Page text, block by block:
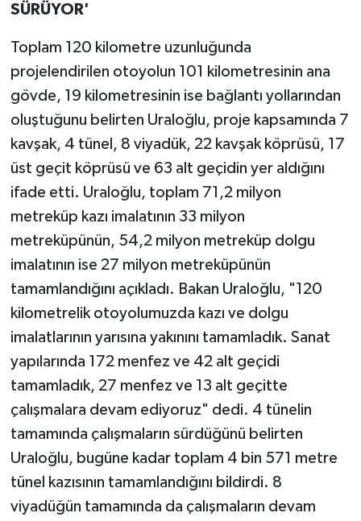
SÜRÜYOR'
Toplam 120 kilometre uzunluğunda
projelendirilen otoyolun 101 kilometresinin ana
gövde, 19 kilometresinin ise bağlantı yollarından
oluştuğunu belirten Uraloğlu, proje kapsamında 7
kavşak, 4 tünel, 8 viyadük, 22 kavşak köprüsü, 17
üst geçit köprüsü ve 63 alt geçidin yer aldığını
ifade etti. Uraloğlu, toplam 71,2 milyon
metreküp kazı imalatının 33 milyon
metreküpünün, 54,2 milyon metreküp dolgu
imalatının ise 27 milyon metreküpünün
tamamlandığını açıkladı. Bakan Uraloğlu, "120
kilometrelik otoyolumuzda kazı ve dolgu
imalatlarının yarısına yakınını tamamladık. Sanat
yapılarında 172 menfez ve 42 alt geçidi
tamamladık, 27 menfez ve 13 alt geçitte
çalışmalara devam ediyoruz" dedi. 4 tünelin
tamamında çalışmaların sürdüğünü belirten
Uraloğlu, bugüne kadar toplam 4 bin 571 metre
tünel kazısının tamamlandığını bildirdi. 8
viyadüğün tamamında da çalışmaların devam